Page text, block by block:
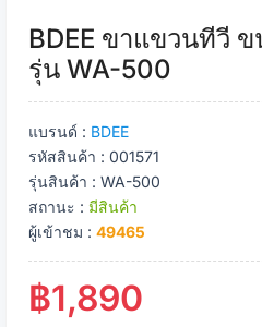
BDEE ขาแขวนทีวี
รุ่น WA-500
แบรนด์ : BDEE
รหัสสินค้า : 001571
รุ่นสินค้า : WA-500
สถานะ : มีสินค้า
ผู้เข้าชม : 49465
฿1,890